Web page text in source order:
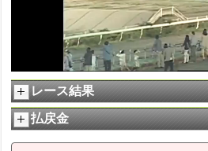
レース結果
払戻金